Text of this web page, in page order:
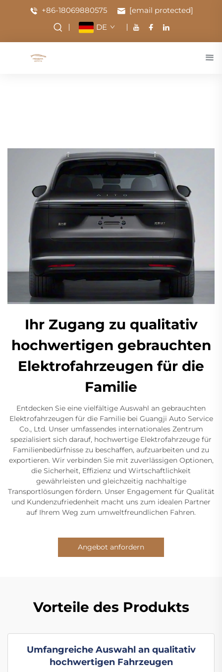
+86-18069880575
[email protected]
DE
Ihr Zugang zu qualitativ
hochwertigen gebrauchten
Elektrofahrzeugen für die
Familie
Entdecken Sie eine vielfältige Auswahl an gebrauchten
Elektrofahrzeugen für die Familie bei Guangji Auto Service
Co., Ltd. Unser umfassendes internationales Zentrum
spezialisiert sich darauf, hochwertige Elektrofahrzeuge für
Familienbedürfnisse zu beschaffen, aufzuarbeiten und zu
exportieren. Wir verbinden Sie mit zuverlässigen Optionen,
die Sicherheit, Effizienz und Wirtschaftlichkeit
gewährleisten und gleichzeitig nachhaltige
Transportlösungen fördern. Unser Engagement für Qualität
und Kundenzufriedenheit macht uns zum idealen Partner
auf Ihrem Weg zum umweltfreundlichen Fahren.
Angebot anfordern
Vorteile des Produkts
Umfangreiche Auswahl an qualitativ
hochwertigen Fahrzeugen